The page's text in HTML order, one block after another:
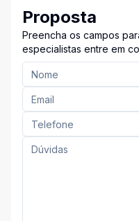
Proposta
Preencha os campos
especialistas entre em